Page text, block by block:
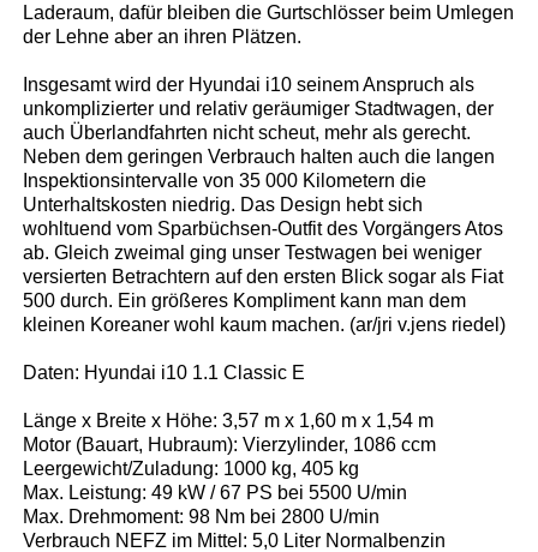
Laderaum, dafür bleiben die Gurtschlösser beim Umlegen
der Lehne aber an ihren Plätzen.
Insgesamt wird der Hyundai i10 seinem Anspruch als
unkomplizierter und relativ geräumiger Stadtwagen, der
auch Überlandfahrten nicht scheut, mehr als gerecht.
Neben dem geringen Verbrauch halten auch die langen
Inspektionsintervalle von 35 000 Kilometern die
Unterhaltskosten niedrig. Das Design hebt sich
wohltuend vom Sparbüchsen-Outfit des Vorgängers Atos
ab. Gleich zweimal ging unser Testwagen bei weniger
versierten Betrachtern auf den ersten Blick sogar als Fiat
500 durch. Ein größeres Kompliment kann man dem
kleinen Koreaner wohl kaum machen. (ar/jri v.jens riedel)
Daten: Hyundai i10 1.1 Classic E
Länge x Breite x Höhe: 3,57 m x 1,60 m x 1,54 m
Motor (Bauart, Hubraum): Vierzylinder, 1086 ccm
Leergewicht/Zuladung: 1000 kg, 405 kg
Max. Leistung: 49 kW / 67 PS bei 5500 U/min
Max. Drehmoment: 98 Nm bei 2800 U/min
Verbrauch NEFZ im Mittel: 5,0 Liter Normalbenzin